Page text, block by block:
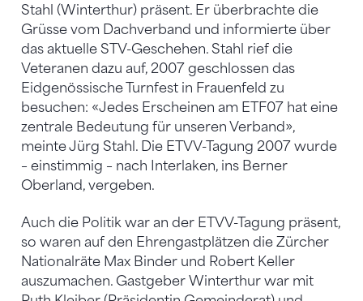
Stahl (Winterthur) präsent. Er überbrachte die
Grüsse vom Dachverband und informierte über
das aktuelle STV-Geschehen. Stahl rief die
Veteranen dazu auf, 2007 geschlossen das
Eidgenössische Turnfest in Frauenfeld zu
besuchen: «Jedes Erscheinen am ETF07 hat eine
zentrale Bedeutung für unseren Verband»,
meinte Jürg Stahl. Die ETVV-Tagung 2007 wurde
– einstimmig – nach Interlaken, ins Berner
Oberland, vergeben.
Auch die Politik war an der ETVV-Tagung präsent,
so waren auf den Ehrengastplätzen die Zürcher
Nationalräte Max Binder und Robert Keller
auszumachen. Gastgeber Winterthur war mit